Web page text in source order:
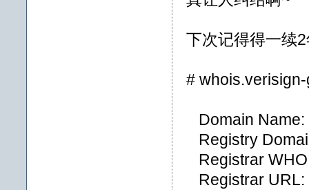
下次记得得一续
#
Domain Name:
Registry
Registrar
Registrar URL: